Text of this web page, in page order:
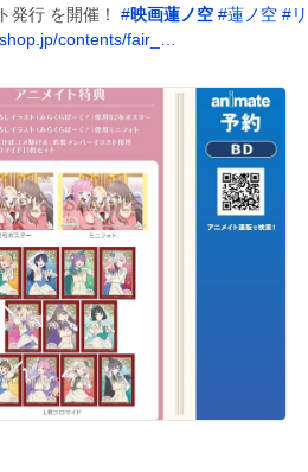
行 を開催！ #映画蓮ノ空 #蓮ノ空 #リ
contents/fair_…